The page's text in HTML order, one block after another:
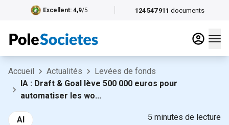
124 547 911 documents
Excellent: 4,9/5
Accueil Actualités
Levées de fonds
IA : Draft & Goal lève 500 000 euros pour
automatiser les wo...
AI 5 minutes de lecture